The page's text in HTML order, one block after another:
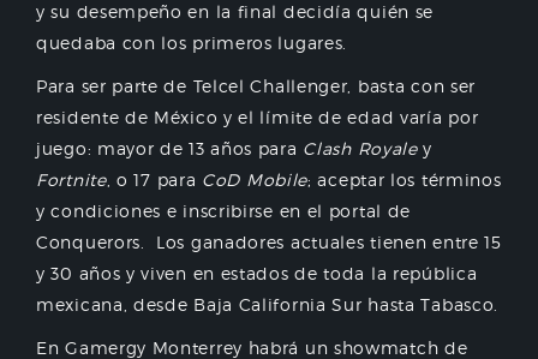
y su desempeño en la final decidía quién se
quedaba con los primeros lugares.
Para ser parte de Telcel Challenger, basta con ser
residente de México y el límite de edad varía por
juego: mayor de 13 años para Clash Royaley
Fortnite, o 17 para CoD Mobile; aceptar los términos
y condiciones e inscribirse en el portal de
Conquerors. Los ganadores actuales tienen entre 15
y 30 años y viven en estados de toda la república
mexicana, desde Baja California Sur hasta Tabasco.
En Gamergy Monterrey habrá un showmatch de